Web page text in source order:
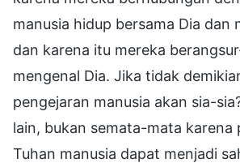
manusia hidup bersama Dia dan
dan karena itu mereka
mengenal Dia. Jika tidak
pengejaran manusia akan sia-
lain, bukan semata-mata karena
Tuhan manusia dapat menjadi